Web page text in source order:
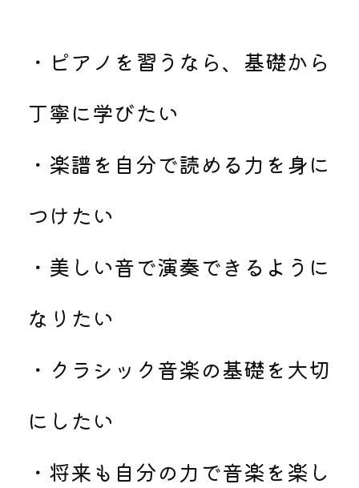
・ピアノを習うなら、基礎から
丁寧に学びたい
・楽譜を自分で読める力を身に
つけたい
・美しい音で演奏できるように
なりたい
・クラシック音楽の基礎を大切
にしたい
・将来も自分の力で音楽を楽し